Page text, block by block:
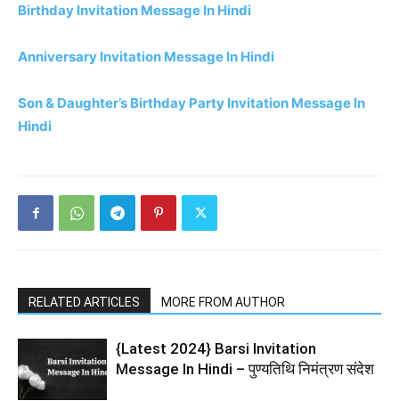
Birthday Invitation Message In Hindi
Anniversary Invitation Message In Hindi
Son & Daughter’s Birthday Party Invitation Message In
Hindi
RELATED ARTICLES MORE FROM AUTHOR
{Latest 2024} Barsi Invitation
Message In Hindi – पुण्यतिथि निमंत्रण संदेश